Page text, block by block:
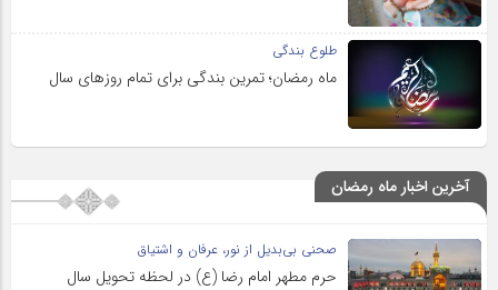
طلوع بندگی
ماه رمضان؛ تمرین بندگی برای تمام روزهای سال
آخرین اخبار ماه رمضان
صحنی بی‌بدیل از نور، عرفان و اشتیاق
حرم مطهر امام رضا (ع) در لحظه تحویل سال